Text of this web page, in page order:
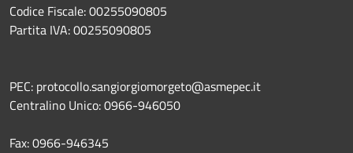
Codice Fiscale: 00255090805
Partita IVA: 00255090805
PEC: protocollo.sangiorgiomorgeto@asmepec.it
Centralino Unico: 0966-946050
Fax: 0966-946345